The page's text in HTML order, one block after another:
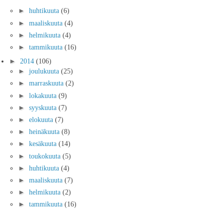
► huhtikuuta (6)
► maaliskuuta (4)
► helmikuuta (4)
► tammikuuta (16)
► 2014 (106)
► joulukuuta (25)
► marraskuuta (2)
► lokakuuta (9)
► syyskuuta (7)
► elokuuta (7)
► heinäkuuta (8)
► kesäkuuta (14)
► toukokuuta (5)
► huhtikuuta (4)
► maaliskuuta (7)
► helmikuuta (2)
► tammikuuta (16)